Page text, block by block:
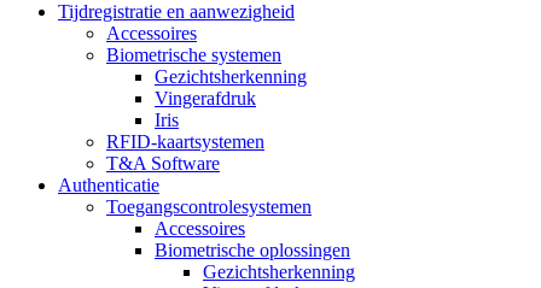
Tijdregistratie en aanwezigheid
Accessoires
Biometrische systemen
Gezichtsherkenning
Vingerafdruk
Iris
RFID-kaartsystemen
T&A Software
Authenticatie
Toegangscontrolesystemen
Accessoires
Biometrische oplossingen
Gezichtsherkenning